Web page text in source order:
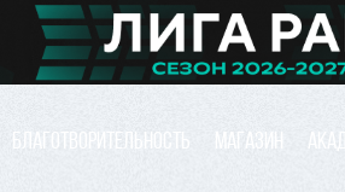
БЛАГОТВОРИТЕЛЬНОСТЬ МАГАЗИН